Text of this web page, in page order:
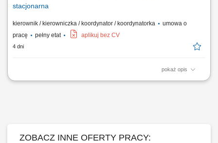
stacjonarna
kierownik / kierowniczka / koordynator / koordynatorka
umowa o
pracę
pełny etat aplikuj bez CV
4 dni
pokaż opis
Kompleksowe operacyjne kierowanie procesami budowlanymi na
ZOBACZ INNE OFERTY PRACY: